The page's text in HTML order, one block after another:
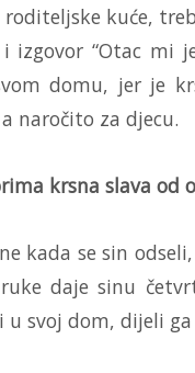
kuće,
izgovor “Otac mi
domu, jer je
naročito za djecu.
krsna slava od
kada se sin
daje sinu
u svoj dom, dijeli